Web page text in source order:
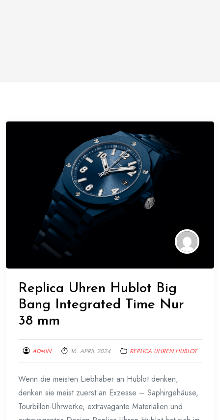
Replica Uhren Hublot Big
Bang Integrated Time Nur
38 mm
ADMIN 16. APRIL 2024 REPLICA UHREN HUBLOT
Wenn die meisten Liebhaber an Hublot denken,
denken sie meist zuerst an Exzesse – Saphirgehäuse,
Tourbillon-Uhrwerke, extravagante Materialien und